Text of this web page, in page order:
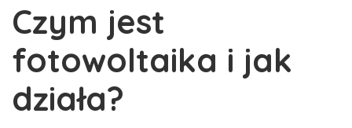
Czym jest
fotowoltaika i jak
działa?